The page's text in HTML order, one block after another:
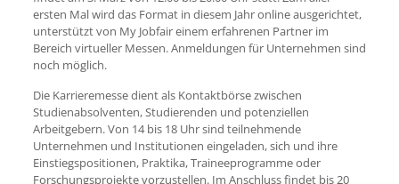
ersten Mal wird das Format in diesem Jahr online ausgerichtet,
unterstützt von My Jobfair einem erfahrenen Partner im
Bereich virtueller Messen. Anmeldungen für Unternehmen sind
noch möglich.
Die Karrieremesse dient als Kontaktbörse zwischen
Studienabsolventen, Studierenden und potenziellen
Arbeitgebern. Von 14 bis 18 Uhr sind teilnehmende
Unternehmen und Institutionen eingeladen, sich und ihre
Einstiegspositionen, Praktika, Traineeprogramme oder
Forschungsprojekte vorzustellen. Im Anschluss findet bis 20